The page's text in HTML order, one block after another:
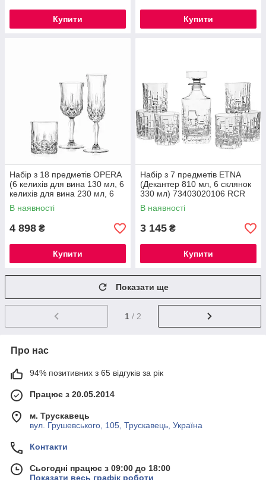
Купити Купити
Набір з 18 предметів OPERA
(6 келихів для вина 130 мл, 6
келихів для вина 230 мл, 6
склянок 300 мл)
В наявності
4 898 ₴
Купити
Набір з 7 предметів ETNA
(Декантер 810 мл, 6 склянок
330 мл) 73403020106 RCR
В наявності
3 145 ₴
Купити
Показати ще
1 / 2
Про нас
94% позитивних з 65 відгуків за рік
Працює з 20.05.2014
м. Трускавець
вул. Грушевського, 105, Трускавець, Україна
Контакти
Сьогодні працює з 09:00 до 18:00
Показати весь графік роботи